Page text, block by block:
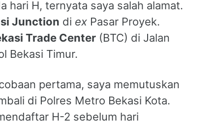
hari H, ternyata saya salah alamat.
Junction di ex Pasar Proyek.
Trade Center (BTC) di Jalan
Bekasi Timur.
pertama, saya memutuskan
di Polres Metro Bekasi Kota.
H-2 sebelum hari